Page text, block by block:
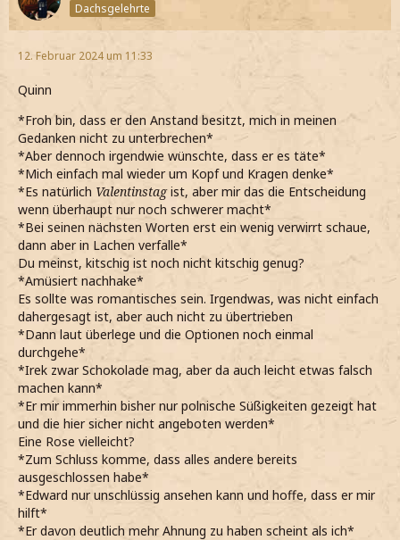
Dachsgelehrte
12. Februar 2024 um 11:33
Quinn
*Froh bin, dass er den Anstand besitzt, mich in meinen
Gedanken nicht zu unterbrechen*
*Aber dennoch irgendwie wünschte, dass er es täte*
*Mich einfach mal wieder um Kopf und Kragen denke*
*Es natürlich Valentinstagist, aber mir das die Entscheidung
wenn überhaupt nur noch schwerer macht*
*Bei seinen nächsten Worten erst ein wenig verwirrt schaue,
dann aber in Lachen verfalle*
Du meinst, kitschig ist noch nicht kitschig genug?
*Amüsiert nachhake*
Es sollte was romantisches sein. Irgendwas, was nicht einfach
dahergesagt ist, aber auch nicht zu übertrieben
*Dann laut überlege und die Optionen noch einmal
durchgehe*
*Irek zwar Schokolade mag, aber da auch leicht etwas falsch
machen kann*
*Er mir immerhin bisher nur polnische Süßigkeiten gezeigt hat
und die hier sicher nicht angeboten werden*
Eine Rose vielleicht?
*Zum Schluss komme, dass alles andere bereits
ausgeschlossen habe*
*Edward nur unschlüssig ansehen kann und hoffe, dass er mir
hilft*
*Er davon deutlich mehr Ahnung zu haben scheint als ich*